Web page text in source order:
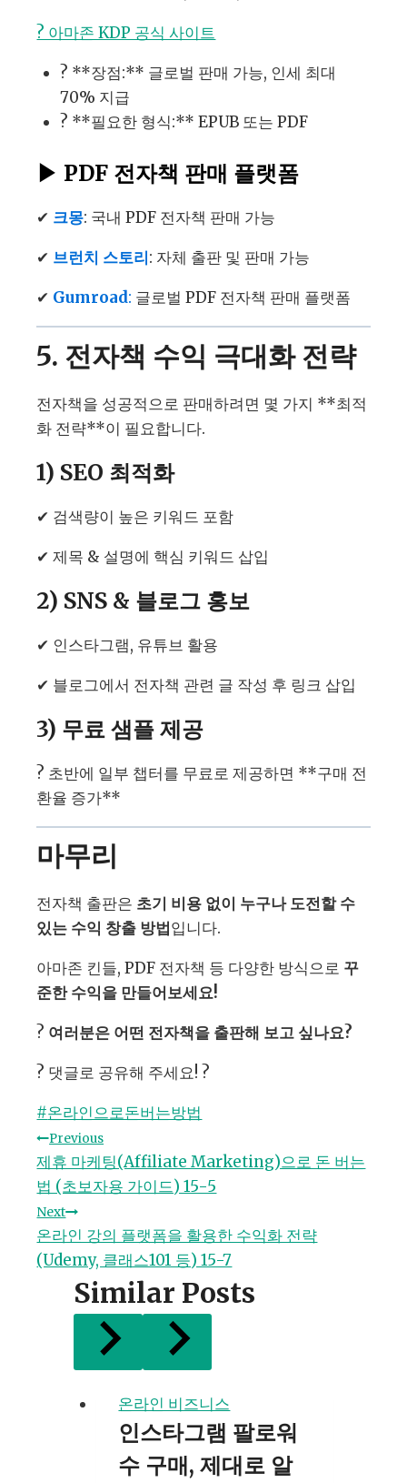
? 아마존 KDP 공식 사이트
? **장점:** 글로벌 판매 가능, 인세 최대
70% 지급
? **필요한 형식:** EPUB 또는 PDF
▶ PDF 전자책 판매 플랫폼
✔ 크몽: 국내 PDF 전자책 판매 가능
✔ 브런치 스토리: 자체 출판 및 판매 가능
✔ Gumroad: 글로벌 PDF 전자책 판매 플랫폼
5. 전자책 수익 극대화 전략
전자책을 성공적으로 판매하려면 몇 가지 **최적
화 전략**이 필요합니다.
1) SEO 최적화
✔ 검색량이 높은 키워드 포함
✔ 제목 & 설명에 핵심 키워드 삽입
2) SNS & 블로그 홍보
✔ 인스타그램, 유튜브 활용
✔ 블로그에서 전자책 관련 글 작성 후 링크 삽입
3) 무료 샘플 제공
? 초반에 일부 챕터를 무료로 제공하면 **구매 전
환율 증가**
마무리
전자책 출판은 초기 비용 없이 누구나 도전할 수
있는 수익 창출 방법입니다.
아마존 킨들, PDF 전자책 등 다양한 방식으로 꾸
준한 수익을 만들어보세요!
? 여러분은 어떤 전자책을 출판해 보고 싶나요?
? 댓글로 공유해 주세요! ?
Post
Tags:
#온라인으로돈버는방법
글
탐
색
Previous
제휴 마케팅(Affiliate Marketing)으로 돈 버는
법 (초보자용 가이드) 15-5
Next
온라인 강의 플랫폼을 활용한 수익화 전략
(Udemy, 클래스101 등) 15-7
Similar Posts
온라인 비즈니스
인스타그램 팔로워
수 구매, 제대로 알